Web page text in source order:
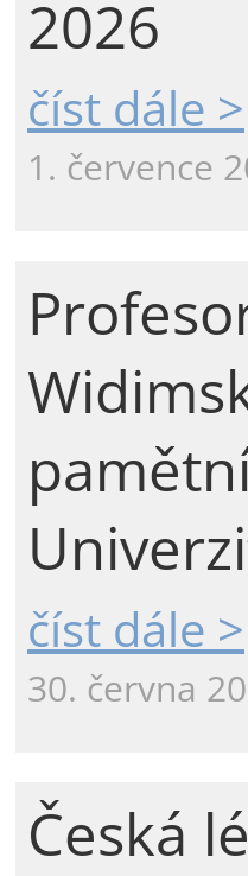
2026
číst dále >
1. července
číst dále >
30. června
Česká